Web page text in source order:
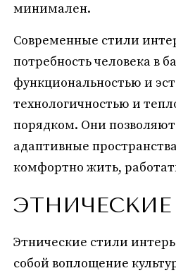
минимален.
Современные стили
потребность человека в
функциональностью и
технологичностью и
порядком. Они позволяют
адаптивные
комфортно жить,
Этнические стили
собой воплощение